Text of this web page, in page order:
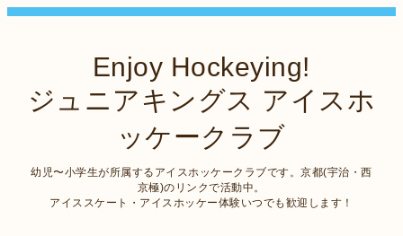
Enjoy Hockeying!
ジュニアキングス アイスホ
ッケークラブ
幼児〜小学生が所属するアイスホッケークラブです。京都(宇治・西
京極)のリンクで活動中。
アイススケート・アイスホッケー体験いつでも歓迎します！